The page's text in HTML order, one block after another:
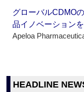
グローバルCDMO
品イノベーション
Apeloa
HEADLINE